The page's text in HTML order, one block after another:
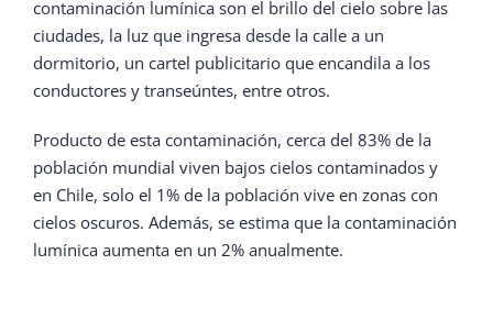
contaminación lumínica son el brillo del cielo sobre las
ciudades, la luz que ingresa desde la calle a un
dormitorio, un cartel publicitario que encandila a los
conductores y transeúntes, entre otros.
Producto de esta contaminación, cerca del 83% de la
población mundial viven bajos cielos contaminados y
en Chile, solo el 1% de la población vive en zonas con
cielos oscuros. Además, se estima que la contaminación
lumínica aumenta en un 2% anualmente.